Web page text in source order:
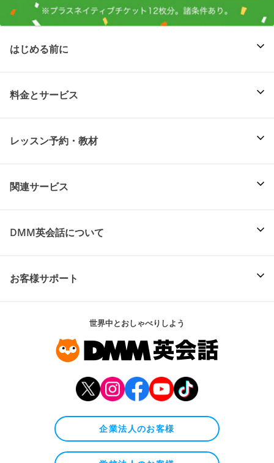
はじめる前に
料金とサービス
レッスン予約・教材
関連サービス
DMM英会話について
お客様サポート
世界中とおしゃべりしよう
企業法人のお客様